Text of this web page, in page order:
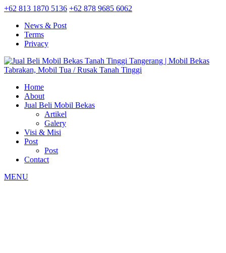
+62 813 1870 5136 +62 878 9685 6062
News & Post
Terms
Privacy
Home
About
Jual Beli Mobil Bekas
Artikel
Galery
Visi & Misi
Post
Post
Contact
MENU